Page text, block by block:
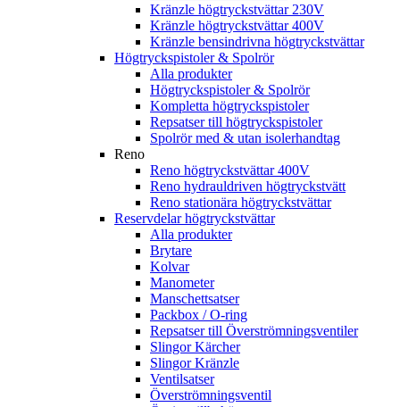
Kränzle högtryckstvättar 230V
Kränzle högtryckstvättar 400V
Kränzle bensindrivna högtryckstvättar
Högtryckspistoler & Spolrör
Alla produkter
Högtryckspistoler & Spolrör
Kompletta högtryckspistoler
Repsatser till högtryckspistoler
Spolrör med & utan isolerhandtag
Reno
Reno högtryckstvättar 400V
Reno hydrauldriven högtryckstvätt
Reno stationära högtryckstvättar
Reservdelar högtryckstvättar
Alla produkter
Brytare
Kolvar
Manometer
Manschettsatser
Packbox / O-ring
Repsatser till Överströmningsventiler
Slingor Kärcher
Slingor Kränzle
Ventilsatser
Överströmningsventil